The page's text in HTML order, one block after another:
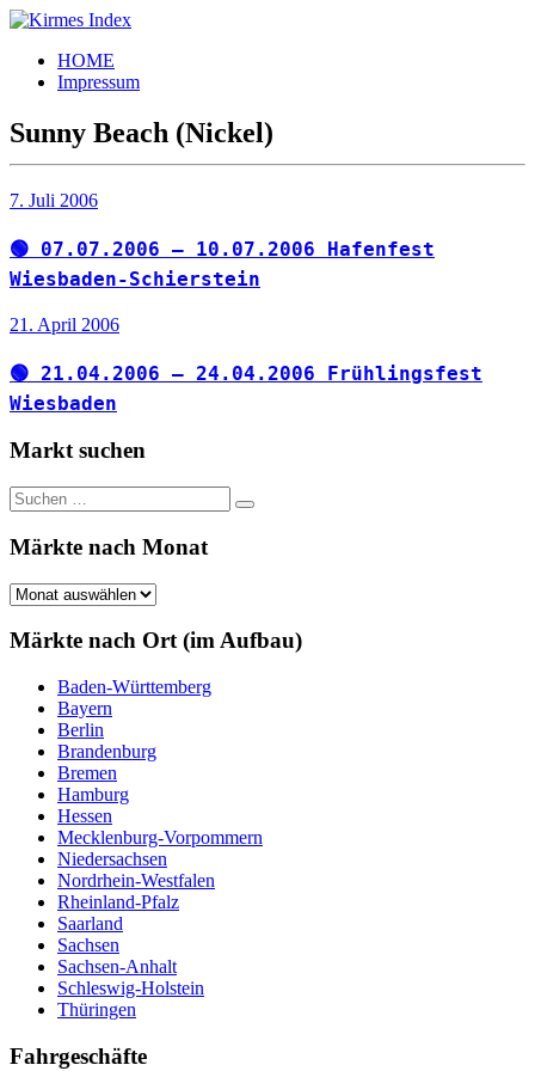
Zum
springen
Kirmes
Index
Tourpläne
der
letzten
Jahre
HOME
Impressum
Sunny Beach (Nickel)
7. Juli 2006
🟢 07.07.2006 – 10.07.2006 Hafenfest
Wiesbaden-Schierstein
21. April 2006
🟢 21.04.2006 – 24.04.2006 Frühlingsfest
Wiesbaden
Markt suchen
Suchen
nach:
Suchen
Märkte nach Monat
Märkte
Monat
Märkte nach Ort (im Aufbau)
Baden-Württemberg
Bayern
Berlin
Brandenburg
Bremen
Hamburg
Hessen
Mecklenburg-Vorpommern
Niedersachsen
Nordrhein-Westfalen
Rheinland-Pfalz
Saarland
Sachsen
Sachsen-Anhalt
Schleswig-Holstein
Thüringen
Fahrgeschäfte